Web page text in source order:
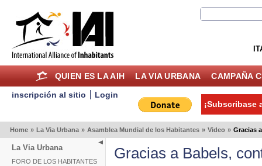
QUIEN ES LA AIH LA VIA URBANA CAMPAÑA
inscripción al sitio
Login
¡Subscribase
Home » La Via Urbana » Asamblea Mundial de los Habitantes » Video » Gracias
La Via Urbana
FORO DE LOS HABITANTES
Gracias a Babels,